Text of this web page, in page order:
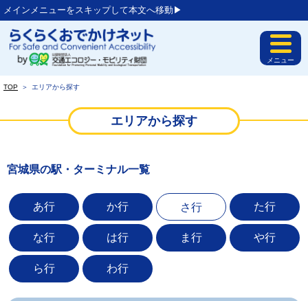
メインメニューをスキップして本文へ移動▶︎
メニュー
TOP ＞ エリアから探す
エリアから探す
宮城県の駅・ターミナル一覧
あ行 か行 さ行 た行
な行 は行 ま行 や行
ら行 わ行